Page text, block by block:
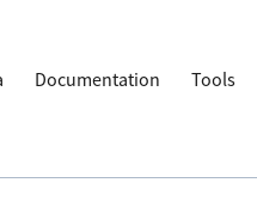
Documentation Tools